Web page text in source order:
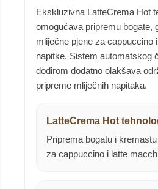
Ekskluzivna LatteCrema Hot
omogućava pripremu bogate,
mliječne pjene za cappuccino
napitke. Sistem automatskog
dodirom dodatno olakšava
pripreme mliječnih napitaka.
LatteCrema Hot
Priprema bogatu i
za cappuccino i latte